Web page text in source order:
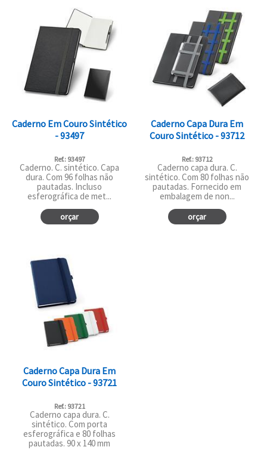
Caderno Em Couro Sintético
- 93497
Ref.: 93497
Caderno. C. sintético. Capa
dura. Com 96 folhas não
pautadas. Incluso
esferográfica de met...
orçar
Caderno Capa Dura Em
Couro Sintético - 93712
Ref.: 93712
Caderno capa dura. C.
sintético. Com 80 folhas não
pautadas. Fornecido em
embalagem de non...
orçar
Caderno Capa Dura Em
Couro Sintético - 93721
Ref.: 93721
Caderno capa dura. C.
sintético. Com porta
esferográfica e 80 folhas
pautadas. 90 x 140 mm